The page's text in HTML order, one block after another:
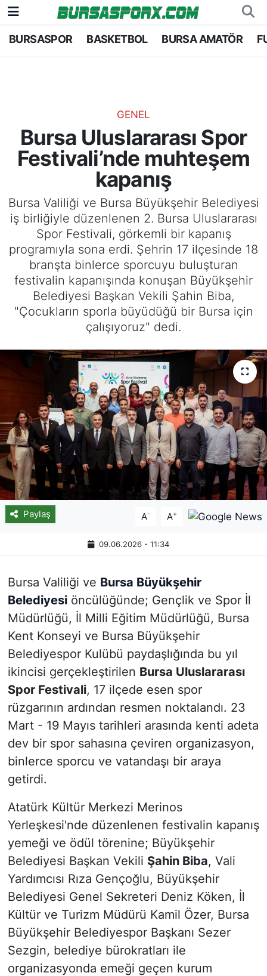
BURSASPOR BASKETBOL BURSA AMATÖR
GENEL
Bursa Uluslararası Spor
Festivali’nde muhteşem
kapanış
Bursa Valiliği ve Bursa Büyükşehir Belediyesi
iş birliğiyle düzenlenen 2. Bursa Uluslararası
Spor Festivali, görkemli bir kapanış
programıyla sona erdi. Şehrin 17 ilçesinde 18
branşta binlerce sporcuyu buluşturan
festivalin kapanışında konuşan Büyükşehir
Belediyesi Başkan Vekili Şahin Biba,
"Çocukların sporla büyüdüğü bir Bursa için
çalışıyoruz" dedi.
Paylaş A- A+
09.06.2026 - 11:34
Bursa Valiliği ve Bursa Büyükşehir
Belediyesiöncülüğünde; Gençlik ve Spor İl
Müdürlüğü, İl Milli Eğitim Müdürlüğü, Bursa
Kent Konseyi ve Bursa Büyükşehir
Belediyespor Kulübü paydaşlığında bu yıl
ikincisi gerçekleştirilen Bursa Uluslararası
Spor Festivali, 17 ilçede esen spor
rüzgarının ardından resmen noktalandı. 23
Mart - 19 Mayıs tarihleri arasında kenti adeta
dev bir spor sahasına çeviren organizasyon,
binlerce sporcu ve vatandaşı bir araya
getirdi.
Atatürk Kültür Merkezi Merinos
Yerleşkesi'nde düzenlenen festivalin kapanış
yemeği ve ödül törenine; Büyükşehir
Belediyesi Başkan Vekili Şahin Biba, Vali
Yardımcısı Rıza Gençoğlu, Büyükşehir
Belediyesi Genel Sekreteri Deniz Köken, İl
Kültür ve Turizm Müdürü Kamil Özer, Bursa
Büyükşehir Belediyespor Başkanı Sezer
Sezgin, belediye bürokratları ile
organizasyonda emeği geçen kurum
Bursaspor
Bursa Amatör
Hentbol
Voleybol
Genel
Bursa Nöbetçi Eczaneler
Bursa Trafik Yoğunluk Haritası
TFF 1.Lig Puan Durumu ve Fikstür
Tüm Manşetler
Son Dakika Haberleri
Haber Arşivi